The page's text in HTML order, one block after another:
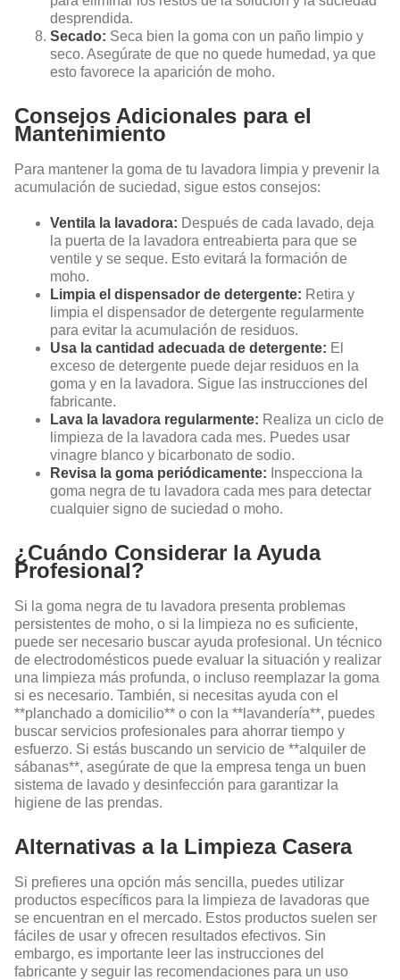
desprendida.
Secado: Seca bien la goma con un paño limpio y
seco. Asegúrate de que no quede humedad, ya que
esto favorece la aparición de moho.
Consejos Adicionales para el
Mantenimiento
Para mantener la goma de tu lavadora limpia y prevenir la
acumulación de suciedad, sigue estos consejos:
Ventila la lavadora: Después de cada lavado, deja
la puerta de la lavadora entreabierta para que se
ventile y se seque. Esto evitará la formación de
moho.
Limpia el dispensador de detergente: Retira y
limpia el dispensador de detergente regularmente
para evitar la acumulación de residuos.
Usa la cantidad adecuada de detergente: El
exceso de detergente puede dejar residuos en la
goma y en la lavadora. Sigue las instrucciones del
fabricante.
Lava la lavadora regularmente: Realiza un ciclo de
limpieza de la lavadora cada mes. Puedes usar
vinagre blanco y bicarbonato de sodio.
Revisa la goma periódicamente: Inspecciona la
goma negra de tu lavadora cada mes para detectar
cualquier signo de suciedad o moho.
¿Cuándo Considerar la Ayuda
Profesional?
Si la goma negra de tu lavadora presenta problemas
persistentes de moho, o si la limpieza no es suficiente,
puede ser necesario buscar ayuda profesional. Un técnico
de electrodomésticos puede evaluar la situación y realizar
una limpieza más profunda, o incluso reemplazar la goma
si es necesario. También, si necesitas ayuda con el
**planchado a domicilio** o con la **lavandería**, puedes
buscar servicios profesionales para ahorrar tiempo y
esfuerzo. Si estás buscando un servicio de **alquiler de
sábanas**, asegúrate de que la empresa tenga un buen
sistema de lavado y desinfección para garantizar la
higiene de las prendas.
Alternativas a la Limpieza Casera
Si prefieres una opción más sencilla, puedes utilizar
productos específicos para la limpieza de lavadoras que
se encuentran en el mercado. Estos productos suelen ser
fáciles de usar y ofrecen resultados efectivos. Sin
embargo, es importante leer las instrucciones del
fabricante y seguir las recomendaciones para un uso